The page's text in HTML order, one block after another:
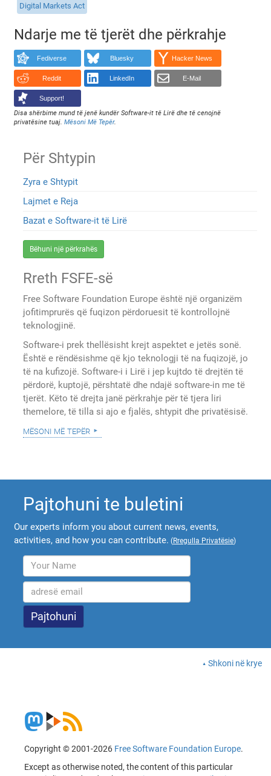
Digital Markets Act
Ndarje me të tjerët dhe përkrahje
Fediverse Bluesky Hacker News
Reddit LinkedIn E-Mail
Support!
Disa shërbime mund të jenë kundër Software-it të Lirë dhe të cenojnë
privatësine tuaj.Mësoni Më Tepër.
Për Shtypin
Zyra e Shtypit
Lajmet e Reja
Bazat e Software-it të Lirë
Bëhuni një përkrahës
Rreth FSFE-së
Free Software Foundation Europe është një organizëm
jofitimprurës që fuqizon përdoruesit të kontrollojnë
teknologjinë.
Software-i prek thellësisht krejt aspektet e jetës sonë.
Është e rëndësishme që kjo teknologji të na fuqizojë, jo
të na kufizojë. Software-i i Lirë i jep kujtdo të drejtën të
përdorë, kuptojë, përshtatë dhe ndajë software-in me të
tjerët. Këto të drejta janë përkrahje për të tjera liri
themelore, të tilla si ajo e fjalës, shtypit dhe privatësisë.
mësoni më tepër
Pajtohuni te buletini
Our experts inform you about current news, events,
activities, and how you can contribute. (Rregulla Privatësie)
Shkoni në krye
Copyright © 2001-2026 Free Software Foundation Europe.
Except as otherwise noted, the content of this particular